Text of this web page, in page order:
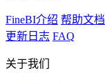
FineBI介绍 帮助文档
更新日志 FAQ
关于我们